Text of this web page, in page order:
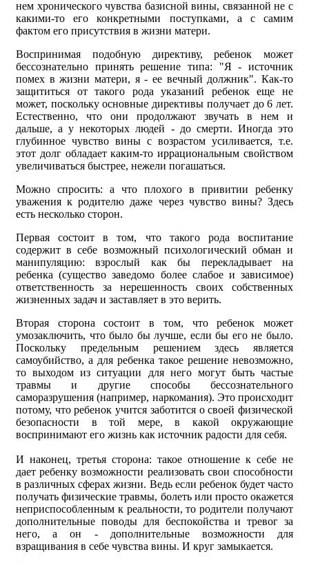
нем хронического чувства базисной вины, связанной не с
какими-то его конкретными поступками, а с самим
фактом его присутствия в жизни матери.
Воспринимая подобную директиву, ребенок может
бессознательно принять решение типа: "Я - источник
помех в жизни матери, я - ее вечный должник". Как-то
защититься от такого рода указаний ребенок еще не
может, поскольку основные директивы получает до 6 лет.
Естественно, что они продолжают звучать в нем и
дальше, а у некоторых людей - до смерти. Иногда это
глубинное чувство вины с возрастом усиливается, т.е.
этот долг обладает каким-то иррациональным свойством
увеличиваться быстрее, нежели погашаться.
Можно спросить: а что плохого в привитии ребенку
уважения к родителю даже через чувство вины? Здесь
есть несколько сторон.
Первая состоит в том, что такого рода воспитание
содержит в себе возможный психологический обман и
манипуляцию: взрослый как бы перекладывает на
ребенка (существо заведомо более слабое и зависимое)
ответственность за нерешенность своих собственных
жизненных задач и заставляет в это верить.
Вторая сторона состоит в том, что ребенок может
умозаключить, что было бы лучше, если бы его не было.
Поскольку предельным решением здесь является
самоубийство, а для ребенка такое решение невозможно,
то выходом из ситуации для него могут быть частые
травмы и другие способы бессознательного
саморазрушения (например, наркомания). Это происходит
потому, что ребенок учится заботится о своей физической
безопасности в той мере, в какой окружающие
воспринимают его жизнь как источник радости для себя.
И наконец, третья сторона: такое отношение к себе не
дает ребенку возможности реализовать свои способности
в различных сферах жизни. Ведь если ребенок будет часто
получать физические травмы, болеть или просто окажется
неприспособленным к реальности, то родители получают
дополнительные поводы для беспокойства и тревог за
него, а он - дополнительные возможности для
взращивания в себе чувства вины. И круг замыкается.